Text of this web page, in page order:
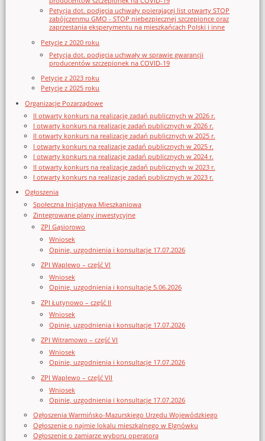
Petycja dot. podjęcia uchwały poierającej list otwarty STOP
zabójczenmu GMO - STOP niebezpiecznej szczepionce oraz
zaprzestania eksperymentu na mieszkańcach Polski i inne
Petycje z 2020 roku
Petycja dot. podjęcia uchwały w sprawie gwarancji
producentów szczepionek na COVID-19
Petycje z 2023 roku
Petycje z 2025 roku
Organizacje Pozarządowe
II otwarty konkurs na realizację zadań publicznych w 2026 r.
I otwarty konkurs na realizację zadań publicznych w 2026 r.
II otwarty konkurs na realizację zadań publicznych w 2025 r.
I otwarty konkurs na realizację zadań publicznych w 2025 r.
I otwarty konkurs na realizację zadań publicznych w 2024 r.
II otwarty konkurs na realizację zadań publicznych w 2023 r.
I otwarty konkurs na realizację zadań publicznych w 2023 r.
Ogłoszenia
Społeczna Inicjatywa Mieszkaniowa
Zintegrowane plany inwestycyjne
ZPI Gąsiorowo
Wniosek
Opinie, uzgodnienia i konsultacje 17.07.2026
ZPI Waplewo – część VI
Wniosek
Opinie, uzgodnienia i konsultacje 5.06.2026
ZPI Łutynowo – część II
Wniosek
Opinie, uzgodnienia i konsultacje 17.07.2026
ZPI Witramowo – część VI
Wniosek
Opinie, uzgodnienia i konsultacje 17.07.2026
ZPI Waplewo – część VII
Wniosek
Opinie, uzgodnienia i konsultacje 17.07.2026
Ogłoszenia Warmińsko-Mazurskiego Urzędu Wojewódzkiego
Ogłoszenie o najmie lokalu mieszkalnego w Elgnówku
Ogłoszenie o zamiarze wyboru operatora